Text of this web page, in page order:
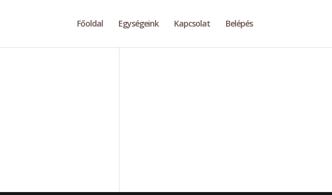
Főoldal Egységeink Kapcsolat Belépés